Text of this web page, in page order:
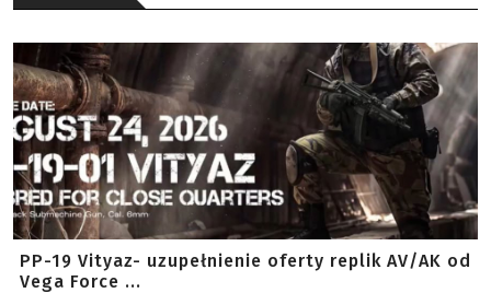
PP-19 Vityaz- uzupełnienie oferty replik AV/AK od
Vega Force ...